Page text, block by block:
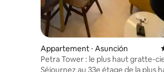
Appartement ⋅ Asunción
Petra Tower : le plus haut gratte-
Paraguay
Séjournez au 33e étage de la plus